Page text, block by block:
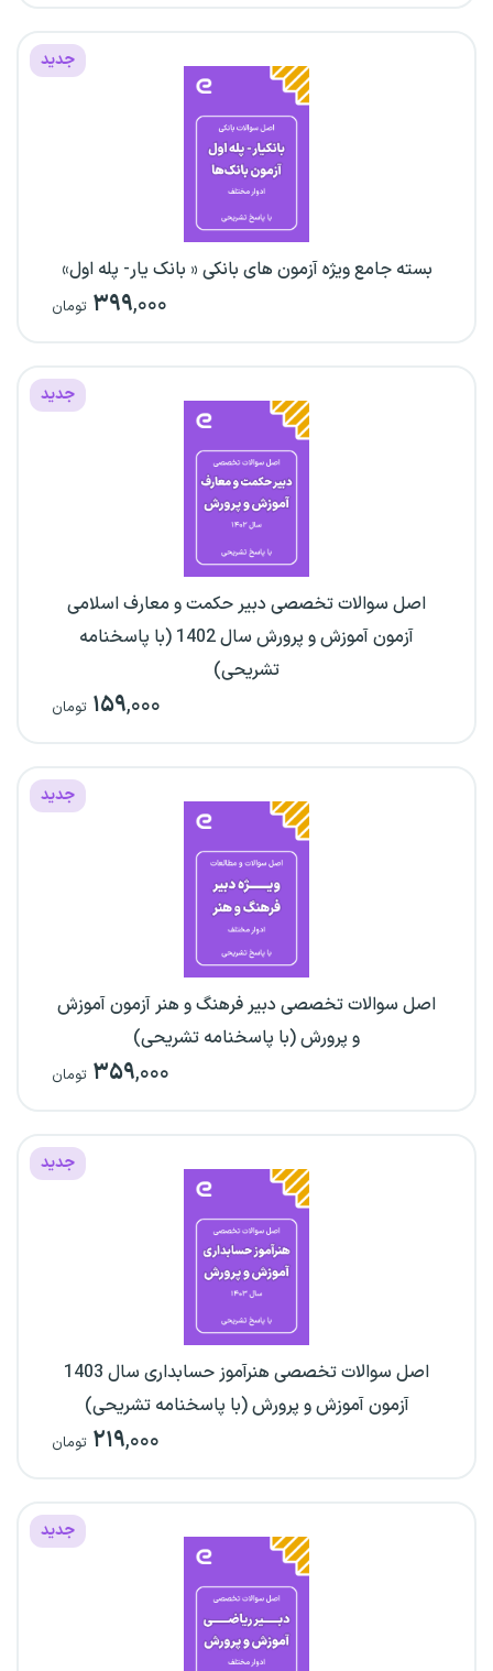
جدید
بسته جامع ویژه آزمون های بانکی « بانک یار- پله اول»
۳۹۹,۰۰۰ تومان
جدید
اصل سوالات تخصصی دبیر حکمت و معارف اسلامی
آزمون آموزش و پرورش سال 1402 (با پاسخنامه
تشریحی)
۱۵۹,۰۰۰ تومان
جدید
اصل سوالات تخصصی دبیر فرهنگ و هنر آزمون آموزش
و پرورش (با پاسخنامه تشریحی)
۳۵۹,۰۰۰ تومان
جدید
اصل سوالات تخصصی هنرآموز حسابداری سال 1403
آزمون آموزش و پرورش (با پاسخنامه تشریحی)
۲۱۹,۰۰۰ تومان
جدید